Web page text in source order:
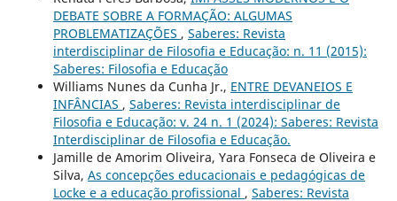
DEBATE SOBRE A FORMAÇÃO: ALGUMAS
PROBLEMATIZAÇÕES , Saberes: Revista
interdisciplinar de Filosofia e Educação: n. 11 (2015):
Saberes: Filosofia e Educação
Williams Nunes da Cunha Jr., ENTRE DEVANEIOS E
INFÂNCIAS , Saberes: Revista interdisciplinar de
Filosofia e Educação: v. 24 n. 1 (2024): Saberes: Revista
Interdisciplinar de Filosofia e Educação.
Jamille de Amorim Oliveira, Yara Fonseca de Oliveira e
Silva, As concepções educacionais e pedagógicas de
Locke e a educação profissional , Saberes: Revista